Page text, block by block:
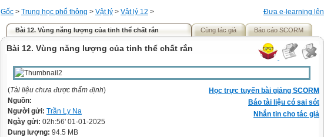
Đưa e-learning lên
Gốc > Trung học phổ thông > Vật lý > Vật lý 12 >
Bài 12. Vùng năng lượng của tinh thể chất rắn Cùng tác giả Báo cáo SCORM
Bài 12. Vùng năng lượng của tinh thể chất rắn
Học trực tuyến bài giảng SCORM
Báo tài liệu có sai sót
Nhắn tin cho tác giả
(Tài liệu chưa được thẩm định)
Nguồn:
Người gửi: Trần Ly Na
Ngày gửi: 02h:56' 01-01-2025
Dung lượng: 94.5 MB